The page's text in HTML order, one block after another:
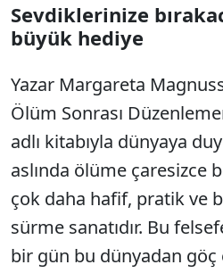
SÖZCÜ SON DAKİKA
Sevdiklerinize
büyük hediye
Yazar Margareta
Ölüm Sonrası
adlı kitabıyla dünyaya
aslında ölüme çaresizce
çok daha hafif, pratik ve
sürme sanatıdır. Bu
bir gün bu dünyadan